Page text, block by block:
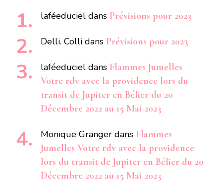
laféeduciel dans Prévisions pour 2023
Delli. Colli dans Prévisions pour 2023
laféeduciel dans Flammes Jumelles
Votre rdv avec la providence lors du
transit de Jupiter en Bélier du 20
Décembre 2022 au 15 Mai 2023
Monique Granger dans Flammes
Jumelles Votre rdv avec la providence
lors du transit de Jupiter en Bélier du 20
Décembre 2022 au 15 Mai 2023